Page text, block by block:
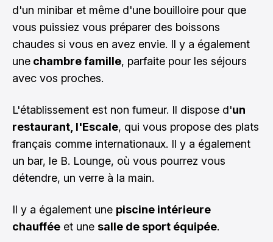
d'un minibar et même d'une bouilloire pour que
vous puissiez vous préparer des boissons
chaudes si vous en avez envie. Il y a également
une chambre famille, parfaite pour les séjours
avec vos proches.
L'établissement est non fumeur. Il dispose d'un
restaurant, l'Escale, qui vous propose des plats
français comme internationaux. Il y a également
un bar, le B. Lounge, où vous pourrez vous
détendre, un verre à la main.
Il y a également une piscine intérieure
chauffée et une salle de sport équipée.